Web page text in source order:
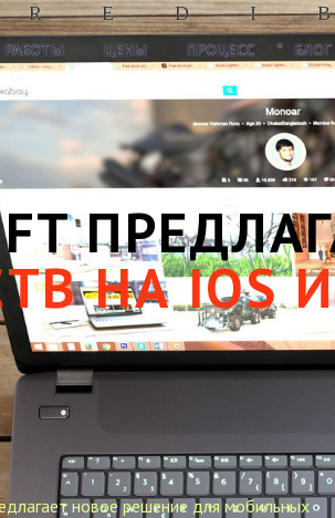
R E D I B
РАБОТЫ ЦЕНЫ ПРОЦЕСС БЛОГ
НА IOS И
новое решение для мобильных